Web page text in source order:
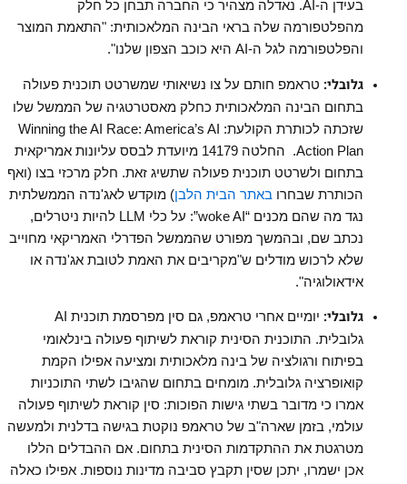
בעידן ה- AI. נאדלה מצהיר כי החברה תבחן כל חלק
מהפלטפורמה שלה בראי הבינה המלאכותית: "התאמת המוצר
והפלטפורמה לגל ה- AI היא כוכב הצפון שלנו".
גלובלי: טראמפ חותם על צו נשיאותי שמשרטט תוכנית פעולה
בתחום הבינה המלאכותית כחלק מאסטרטגיה של הממשל שלו
שזכתה לכותרת הקולעת: Winning the AI Race: America’s AI
Action Plan
. החלטה 14179 מיועדת לבסס עליונות אמריקאית
בתחום ולשרטט תוכנית פעולה שתשיג זאת. חלק מרכזי בצו (ואף
הכותרת שבחרו באתר הבית הלבן) מוקדש לאג'נדה הממשלתית
נגד מה שהם מכנים “woke AI”: על כלי LLM להיות ניטרלים,
נכתב שם, ובהמשך מפורט שהממשל הפדרלי האמריקאי מחוייב
שלא לרכוש מודלים ש"מקריבים את האמת לטובת אג'נדה או
אידאולוגיה".
גלובלי: יומיים אחרי טראמפ, גם סין מפרסמת תוכנית AI
גלובלית. התוכנית הסינית קוראת לשיתוף פעולה בינלאומי
בפיתוח ורגולציה של בינה מלאכותית ומציעה אפילו הקמת
קואופרציה גלובלית. מומחים בתחום שהגיבו לשתי התוכניות
אמרו כי מדובר בשתי גישות הפוכות: סין קוראת לשיתוף פעולה
עולמי, בזמן שארה"ב של טראמפ נוקטת בגישה בדלנית ולמעשה
מטרגטת את ההתקדמות הסינית בתחום. אם ההבדלים הללו
אכן ישמרו, יתכן שסין תקבץ סביבה מדינות נוספות. אפילו כאלה